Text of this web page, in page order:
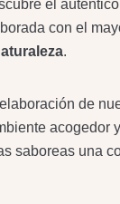
el
con el
.
de
acogedor
saboreas una